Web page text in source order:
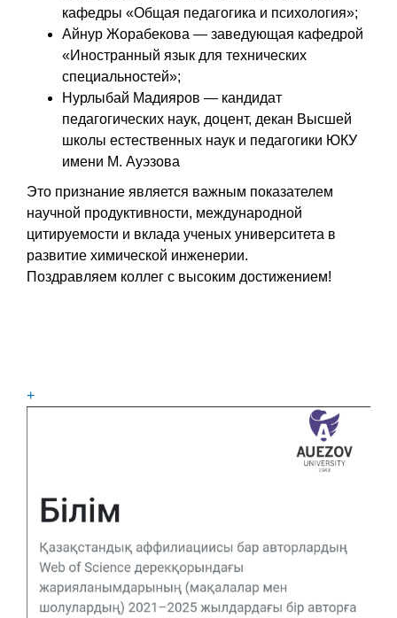
кафедры «Общая педагогика и психология»;
Айнур Жорабекова — заведующая кафедрой
«Иностранный язык для технических
специальностей»;
Нурлыбай Мадияров — кандидат
педагогических наук, доцент, декан Высшей
школы естественных наук и педагогики ЮКУ
имени М. Ауэзова
Это признание является важным показателем
научной продуктивности, международной
цитируемости и вклада ученых университета в
развитие химической инженерии.
Поздравляем коллег с высоким достижением!
+